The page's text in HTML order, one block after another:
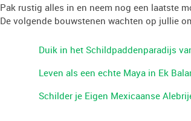
Pak rustig alles in en neem nog een laatste
De volgende bouwstenen wachten op jullie
Duik in het Schildpaddenparadijs
Leven als een echte Maya in Ek
Schilder je Eigen Mexicaanse